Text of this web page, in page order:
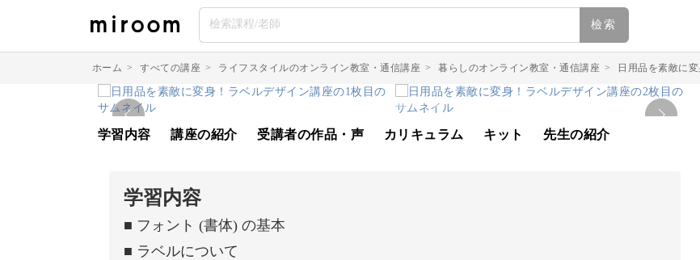
檢索
ホーム > すべての講座 > ライフスタイルのオンライン教室・通信講座 > 暮らしのオンライン教室・通信講座 > 日用品を素敵に
学習内容 講座の紹介 受講者の作品・声 カリキュラム キット 先生の紹介
学習内容
■ フォント (書体) の基本
■ ラベルについて